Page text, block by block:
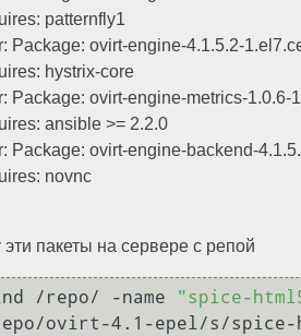
patternfly1
Package: ovirt-engine-4.1.5.2-
hystrix-core
Package: ovirt-engine-metrics-1.0.6-
ansible >= 2.2.0
Package: ovirt-engine-backend-
novnc
пакеты на сервере с репой
/repo/ -name
"spice-
ovirt-4.1-epel/s/spice-